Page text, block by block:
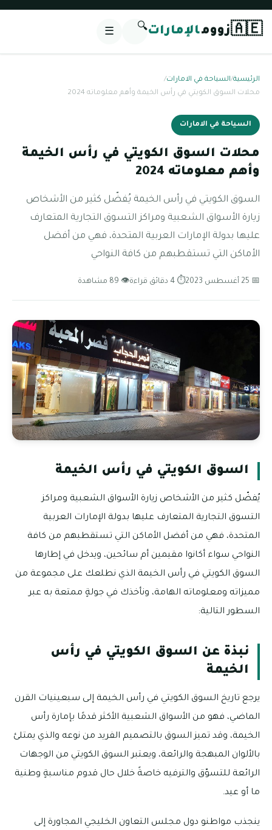
🇦🇪زوومالإمارات🔍
☰
الرئيسية/السياحة في الامارات/
محلات السوق الكويتي في رأس الخيمة وأهم معلوماته 2024
السياحة في الامارات
محلات السوق الكويتي في رأس الخيمة
وأهم معلوماته 2024
السوق الكويتي في رأس الخيمة يُفضّل كثير من الأشخاص
زيارة الأسواق الشعبية ومراكز التسوق التجارية المتعارف
عليها بدولة الإمارات العربية المتحدة، فهي من أفضل
الأماكن التي تستقطبهم من كافة النواحي
📅 25 أغسطس 2023 ⏱ 4 دقائق قراءة 👁 89 مشاهدة
السوق الكويتي في رأس الخيمة
يُفضّل كثير من الأشخاص زيارة الأسواق الشعبية ومراكز
التسوق التجارية المتعارف عليها بدولة الإمارات العربية
المتحدة، فهي من أفضل الأماكن التي تستقطبهم من كافة
النواحي سواء أكانوا مقيمين أم سائحين، ويدخل في إطارها
السوق الكويتي في رأس الخيمة الذي نطلعك على مجموعة من
مميزاته ومعلوماته الهامة، ونأخذك في جولةٍ ممتعة به عبر
السطور التالية:
نبذة عن السوق الكويتي في رأس
الخيمة
يرجع تاريخ السوق الكويتي في رأس الخيمة إلى سبعينيات القرن
الماضي، فهو من الأسواق الشعبية الأكثر قدمًا بإمارة رأس
الخيمة، وقد تميز السوق بالتصميم الفريد من نوعه والذي يمتلئ
بالألوان المبهجة والرائعة، ويعتبر السوق الكويتي من الوجهات
الرائعة للتسوّق والترفيه خاصةً خلال حال قدوم مناسبةٍ وطنية
ما أو عيد.
ينجذب مواطنو دول مجلس التعاون الخليجي المجاورة إلى